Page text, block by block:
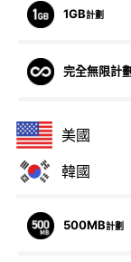
1GB計劃
完全無限計劃
美國
韓國
500MB計劃